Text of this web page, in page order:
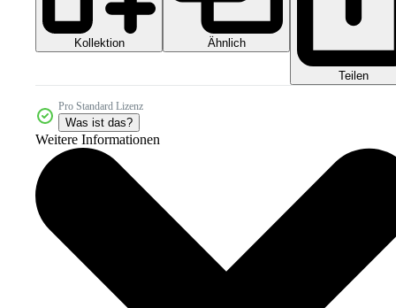
Kollektion Ähnlich
Teilen
Pro Standard Lizenz
Was ist das?
Weitere Informationen